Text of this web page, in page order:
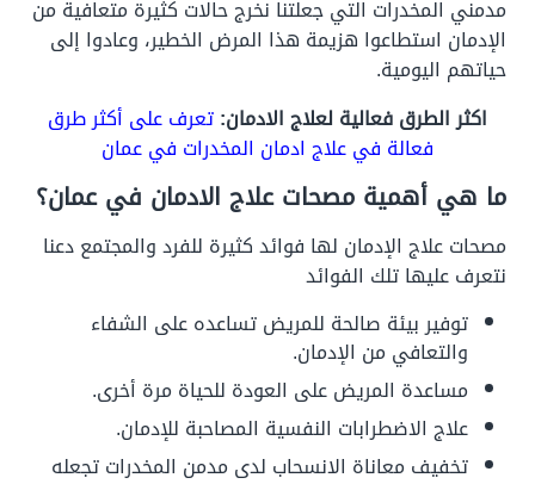
مدمني المخدرات التي جعلتنا نخرج حالات كثيرة متعافية من
الإدمان استطاعوا هزيمة هذا المرض الخطير، وعادوا إلى
حياتهم اليومية.
اكثر الطرق فعالية لعلاج الادمان:تعرف على أكثر طرق
فعالة في علاج ادمان المخدرات في عمان
ما هي أهمية مصحات علاج الادمان في عمان؟
مصحات علاج الإدمان لها فوائد كثيرة للفرد والمجتمع دعنا
نتعرف عليها تلك الفوائد
توفير بيئة صالحة للمريض تساعده على الشفاء
والتعافي من الإدمان.
مساعدة المريض على العودة للحياة مرة أخرى.
علاج الاضطرابات النفسية المصاحبة للإدمان.
تخفيف معاناة الانسحاب لدى مدمن المخدرات تجعله